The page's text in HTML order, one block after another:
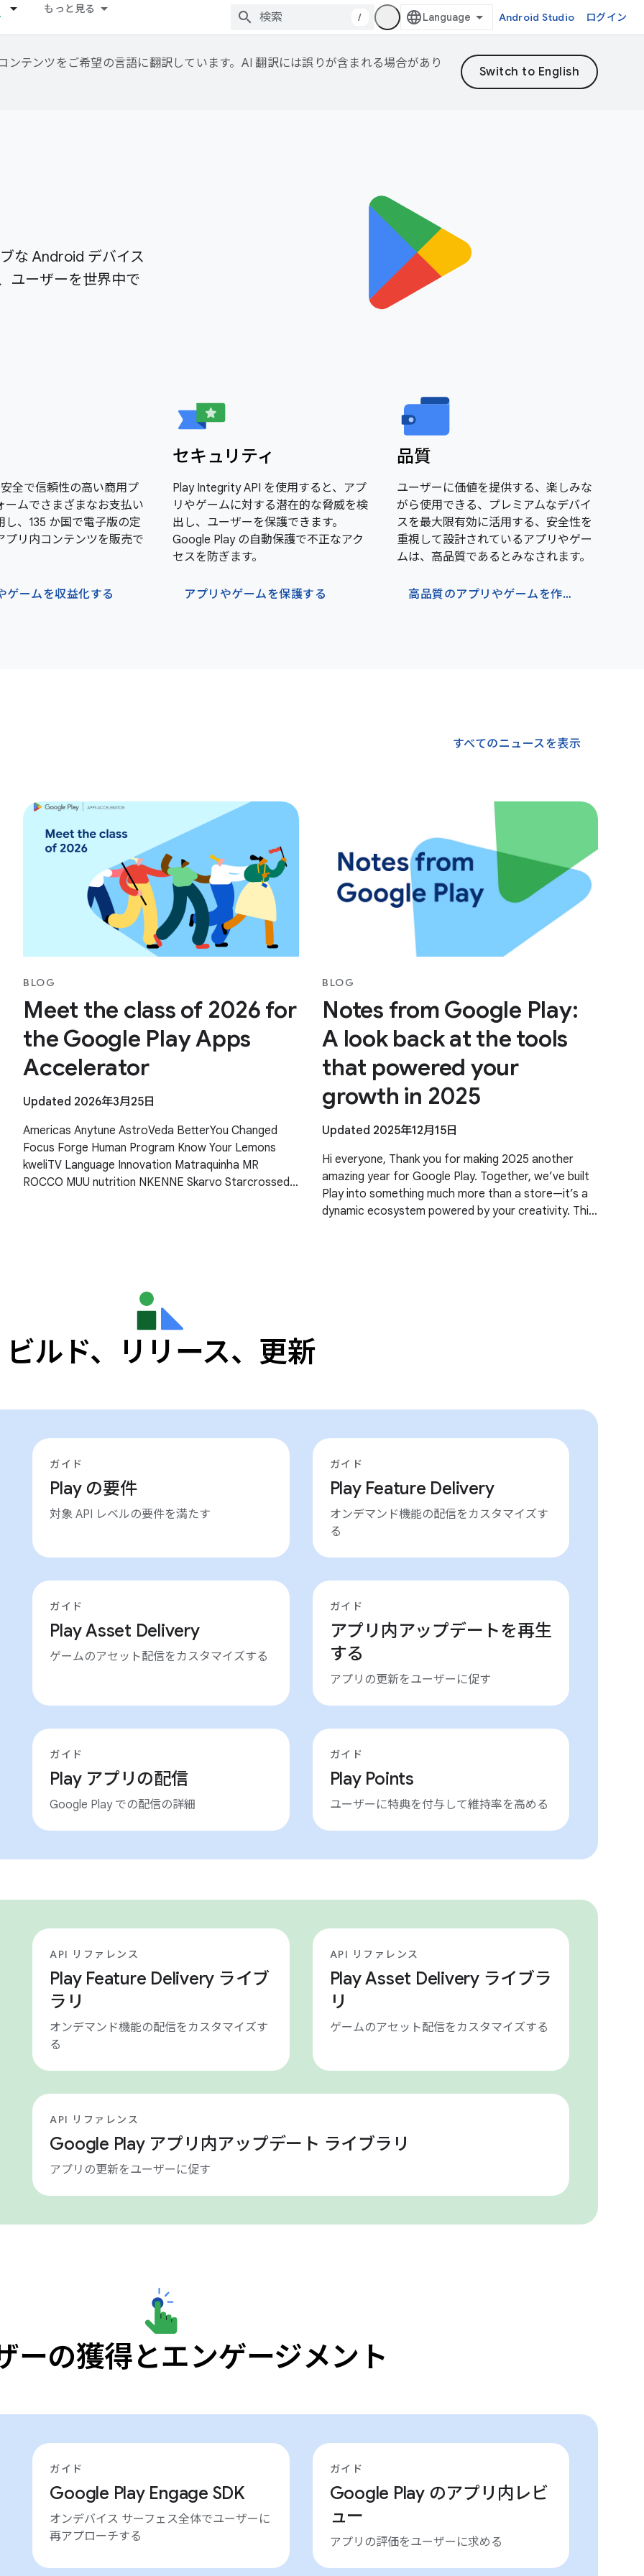
もっと見る
/ Android Studio ログイン
ンテンツをご希望の言語に翻訳しています。AI 翻訳には誤りが含まれる場合があり
な Android デバイス
ユーザーを世界中で
全で信頼性の高い商用プ
ームでさまざまなお支払い
し、135 か国で電子版の定
プリ内コンテンツを販売で
ゲームを収益化する
セキュリティ
Play Integrity API を使用すると、アプ
リやゲームに対する潜在的な脅威を検
出し、ユーザーを保護できます。
Google Play の自動保護で不正なアク
セスを防ぎます。
アプリやゲームを保護する
品質
ユーザーに価値を提供する、楽しみな
がら使用できる、プレミアムなデバイ
スを最大限有効に活用する、安全性を
重視して設計されているアプリやゲー
ムは、高品質であるとみなされます。
高品質のアプリやゲームを作成する
すべてのニュースを表示
BLOG
Meet the class of 2026 for
the Google Play Apps
Accelerator
Updated 2026年3月25日
Americas Anytune AstroVeda BetterYou Changed
Focus Forge Human Program Know Your Lemons
kweliTV Language Innovation Matraquinha MR
ROCCO MUU nutrition NKENNE Skarvo Starcrossed
BLOG
Notes from Google Play:
A look back at the tools
that powered your
growth in 2025
Updated 2025年12月15日
Hi everyone, Thank you for making 2025 another
amazing year for Google Play. Together, we’ve built
Play into something much more than a store—it’s a
dynamic ecosystem powered by your creativity. This
ビルド、リリース、更新
ガイド
Play の要件
対象 API レベルの要件を満たす
ガイド
Play Feature Delivery
オンデマンド機能の配信をカスタマイズす
る
ガイド
Play Asset Delivery
ゲームのアセット配信をカスタマイズする
ガイド
アプリ内アップデートを再生
する
アプリの更新をユーザーに促す
ガイド
Play アプリの配信
Google Play での配信の詳細
ガイド
Play Points
ユーザーに特典を付与して維持率を高める
API リファレンス
Play Feature Delivery ライブ
ラリ
オンデマンド機能の配信をカスタマイズす
る
API リファレンス
Play Asset Delivery ライブラ
リ
ゲームのアセット配信をカスタマイズする
API リファレンス
Google Play アプリ内アップデート ライブラリ
アプリの更新をユーザーに促す
ーの獲得とエンゲージメント
ガイド
Google Play Engage SDK
オンデバイス サーフェス全体でユーザーに
再アプローチする
ガイド
Google Play のアプリ内レビ
ュー
アプリの評価をユーザーに求める